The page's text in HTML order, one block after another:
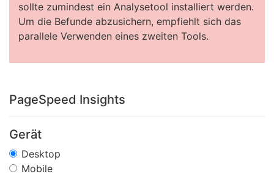
sollte zumindest ein Analysetool installiert werden.
Um die Befunde abzusichern, empfiehlt sich das
parallele Verwenden eines zweiten Tools.
PageSpeed Insights
Gerät
Desktop
Mobile